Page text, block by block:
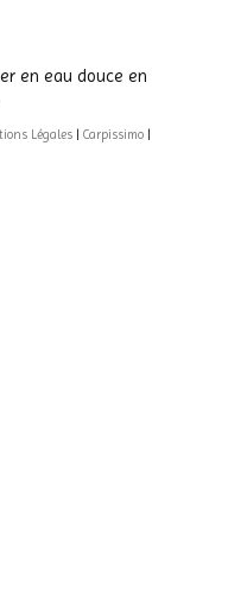
en eau douce en
Légales| Carpissimo|